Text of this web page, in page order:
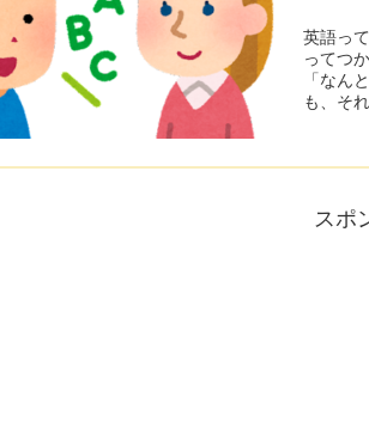
英語っ
ってつかなく無いで
「なん
も、そ
スポ